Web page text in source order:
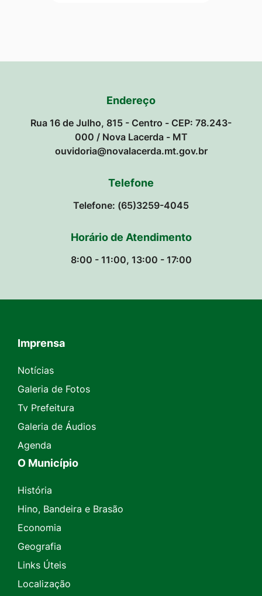
Endereço
Rua 16 de Julho, 815 - Centro - CEP: 78.243-
000 / Nova Lacerda - MT
ouvidoria@novalacerda.mt.gov.br
Telefone
Telefone: (65)3259-4045
Horário de Atendimento
8:00 - 11:00, 13:00 - 17:00
Seção do Rodapé e Contato
Imprensa
Notícias
Galeria de Fotos
Tv Prefeitura
Galeria de Áudios
Agenda
O Município
História
Hino, Bandeira e Brasão
Economia
Geografia
Links Úteis
Localização